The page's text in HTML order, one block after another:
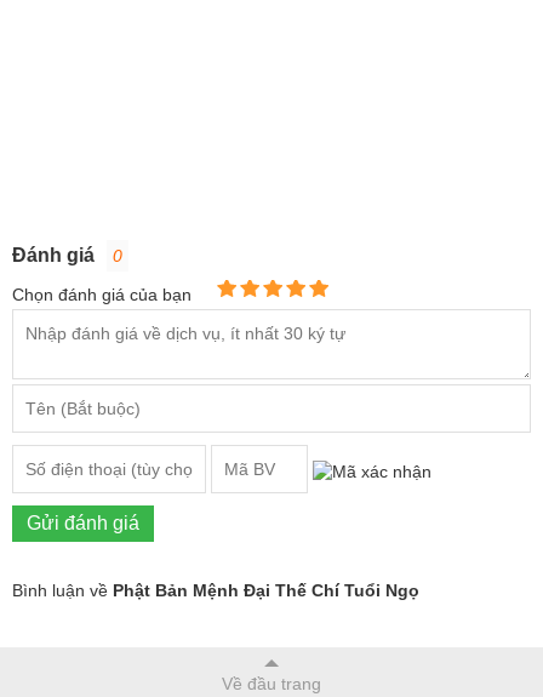
Đánh giá
0
Chọn đánh giá của bạn
Gửi đánh giá
Bình luận về Phật Bản Mệnh Đại Thế Chí Tuổi Ngọ
Về đầu trang